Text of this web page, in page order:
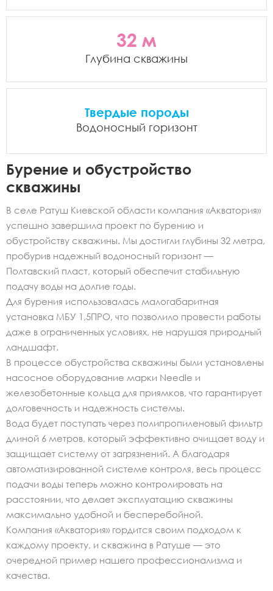
Бурение и обустройство
скважины
В селе Ратуш Киевской области компания «Акватория»
успешно завершила проект по бурению и
обустройству скважины. Мы достигли глубины 32 метра,
пробурив надежный водоносный горизонт —
Полтавский пласт, который обеспечит стабильную
подачу воды на долгие годы.
Для бурения использовалась малогабаритная
установка МБУ 1,5ПРО, что позволило провести работы
даже в ограниченных условиях, не нарушая природный
ландшафт.
В процессе обустройства скважины были установлены
насосное оборудование марки Needle и
железобетонные кольца для приямков, что гарантирует
долговечность и надежность системы.
Вода будет поступать через полипропиленовый фильтр
длиной 6 метров, который эффективно очищает воду и
защищает систему от загрязнений. А благодаря
автоматизированной системе контроля, весь процесс
подачи воды теперь можно контролировать на
расстоянии, что делает эксплуатацию скважины
максимально удобной и бесперебойной.
Компания «Акватория» гордится своим подходом к
каждому проекту, и скважина в Ратуше — это
очередной пример нашего профессионализма и
качества.
32 м
Глубина скважины
Твердые породы
Водоносный горизонт